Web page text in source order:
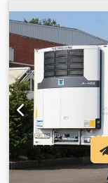
regularmente.
como información
un
una compra.
recogidas en el
errores, fallos de
aplican
venta. Idiomas -
????? ?? ????? -
Falamos